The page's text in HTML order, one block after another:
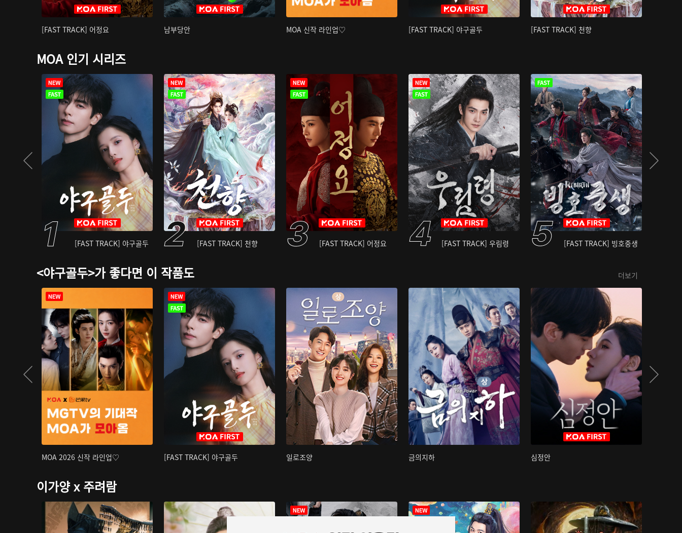
[FAST TRACK] 어정요 남부당안 MOA 신작 라인업♡ [FAST TRACK] 야구골두 [FAST TRACK] 천향
MOA 인기 시리즈
[FAST TRACK] 야구골두 [FAST TRACK] 천향 [FAST TRACK] 어정요 [FAST TRACK] 우림령 [FAST TRACK] 빙호중생
<야구골두>가 좋다면 이 작품도 더보기
MOA 2026 신작 라인업♡ [FAST TRACK] 야구골두 일로조양 금의지하 심정안
이가양 x 주려람